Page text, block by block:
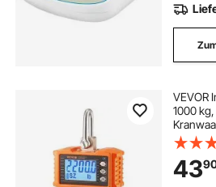
VEVOR
1000
LCD-
43